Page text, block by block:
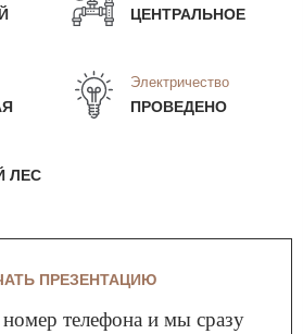
ЦЕНТРАЛЬНОЕ
Электричество
ПРОВЕДЕНО
ЛЕС
ПРЕЗЕНТАЦИЮ
номер телефона и мы сразу